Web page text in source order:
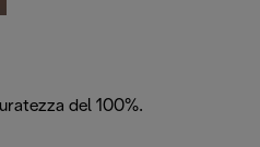
del 100%.